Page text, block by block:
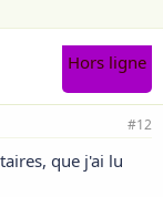
Hors ligne
#12
que j'ai lu